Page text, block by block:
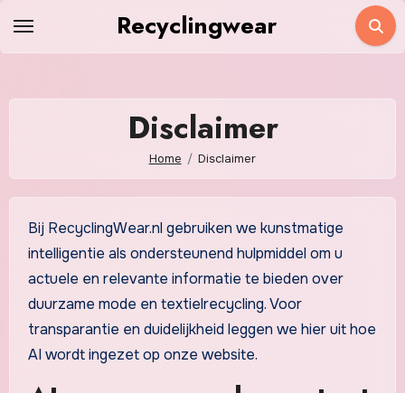
Recyclingwear
Disclaimer
Home Disclaimer
Bij RecyclingWear.nl gebruiken we kunstmatige
intelligentie als ondersteunend hulpmiddel om u
actuele en relevante informatie te bieden over
duurzame mode en textielrecycling. Voor
transparantie en duidelijkheid leggen we hier uit hoe
AI wordt ingezet op onze website.